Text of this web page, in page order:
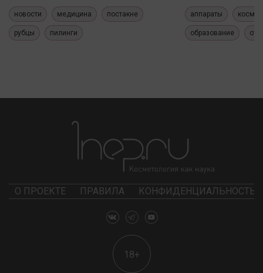
новости медицина постакне
рубцы пилинги
аппараты
образование
О ПРОЕКТЕ ПРАВИЛА КОНФИДЕНЦИАЛЬНОСТЬ
18+